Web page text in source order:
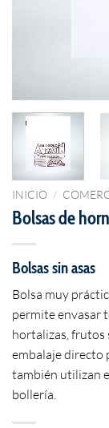
INICIO /
Bolsas de
Bolsas sin asas
Bolsa muy
permite envasar
hortalizas, frutos
embalaje directo
también utilizan
bollería.